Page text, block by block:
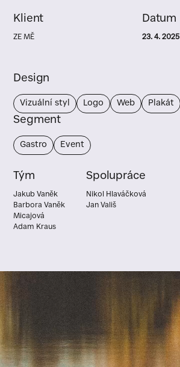
Klient
ZE MĚ
Datum
23. 4. 2025
Design
Vizuální styl Logo Web Plakát
Segment
Gastro Event
Tým
Jakub Vaněk
Barbora Vaněk
Micajová
Adam Kraus
Spolupráce
Nikol Hlaváčková
Jan Vališ